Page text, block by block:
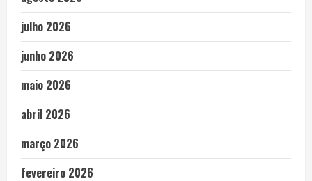
julho 2026
junho 2026
maio 2026
abril 2026
março 2026
fevereiro 2026